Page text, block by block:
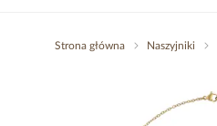
Strona główna Naszyjniki